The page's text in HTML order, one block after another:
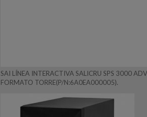
SAI LÍNEA INTERACTIVA SALICRU SPS 3000
FORMATO TORRE(P/N:6A0EA000005).